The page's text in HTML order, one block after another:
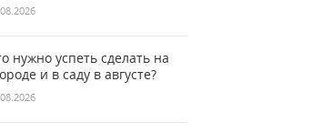
нужно успеть сделать на
и в саду в августе?